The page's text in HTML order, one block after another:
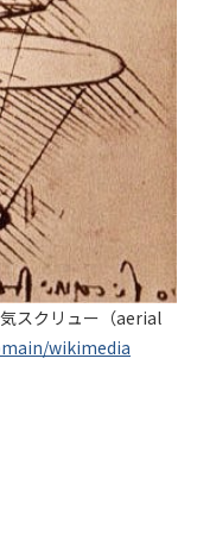
スクリュー（aerial
wikimedia